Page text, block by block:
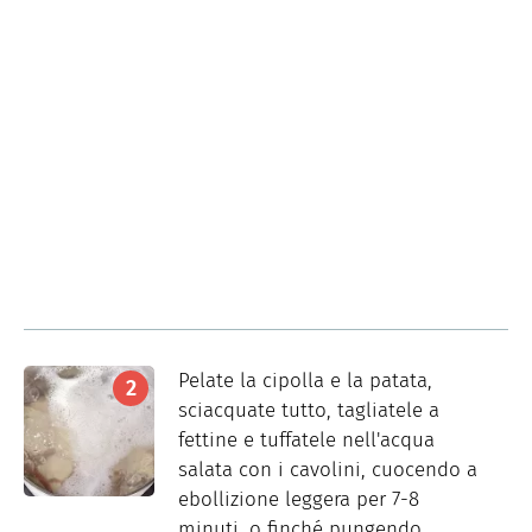
Pelate la cipolla e la patata,
sciacquate tutto, tagliatele a
fettine e tuffatele nell'acqua
salata con i cavolini, cuocendo a
ebollizione leggera per 7-8